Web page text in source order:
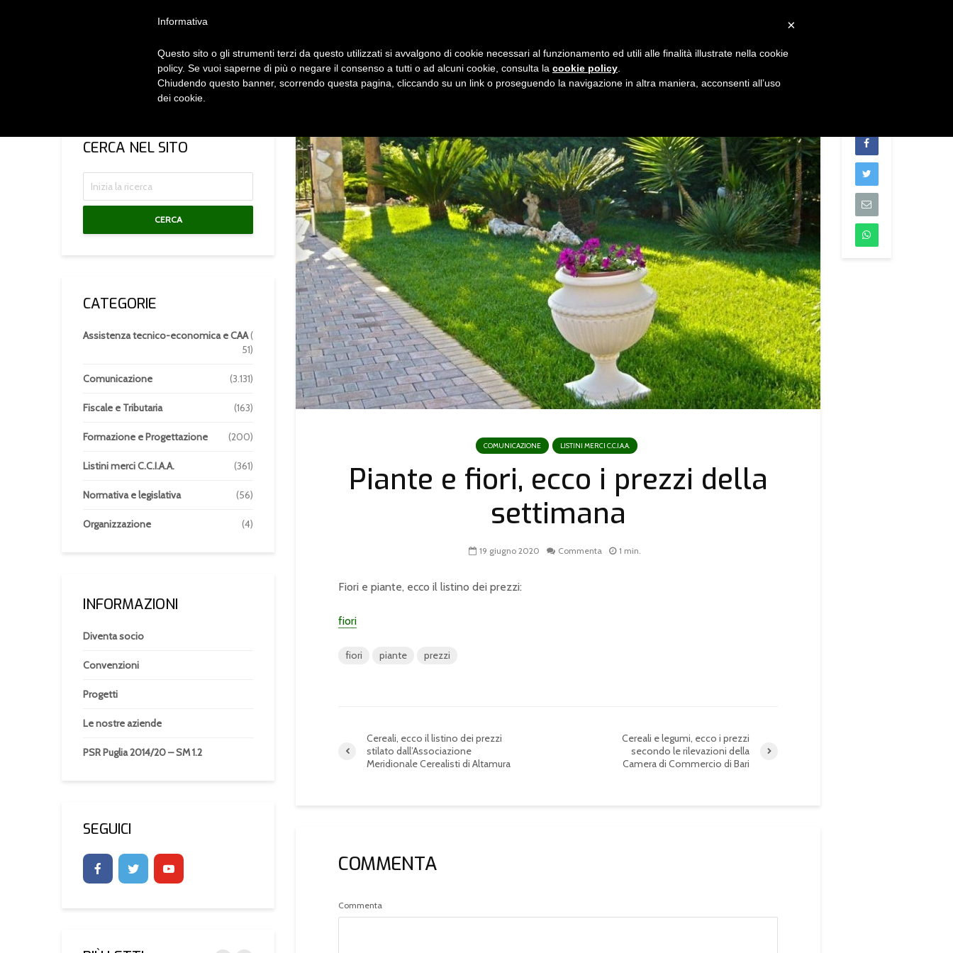
HOME ORGANIZZAZIONE SERVIZI PROGETTI NEWS
COMUNICAZIONE LISTINI MERCI C.C.I.A.A.
Piante e fiori, ecco i prezzi della
settimana
19 giugno 2020 Commenta 1 min.
Fiori e piante, ecco il listino dei prezzi:
fiori
fiori piante prezzi
Cereali, ecco il listino dei prezzi
stilato dall’Associazione
Meridionale Cerealisti di Altamura
Cereali e legumi, ecco i prezzi
secondo le rilevazioni della
Camera di Commercio di Bari
COMMENTA
Commenta
CERCA NEL SITO
CERCA
CATEGORIE
Assistenza tecnico-economica e CAA(
51)
Comunicazione (3.131)
Fiscale e Tributaria (163)
Formazione e Progettazione (200)
Listini merci C.C.I.A.A. (361)
Normativa e legislativa (56)
Organizzazione (4)
INFORMAZIONI
Diventa socio
Convenzioni
Progetti
Le nostre aziende
PSR Puglia 2014/20 – SM 1.2
SEGUICI
×
Informativa
Questo sito o gli strumenti terzi da questo utilizzati si avvalgono di cookie necessari al funzionamento ed utili alle finalità illustrate nella cookie
policy. Se vuoi saperne di più o negare il consenso a tutti o ad alcuni cookie, consulta la cookie policy
Chiudendo questo banner, scorrendo questa pagina, cliccando su un link o proseguendo la navigazione in altra maniera, acconsenti all’uso
dei cookie.